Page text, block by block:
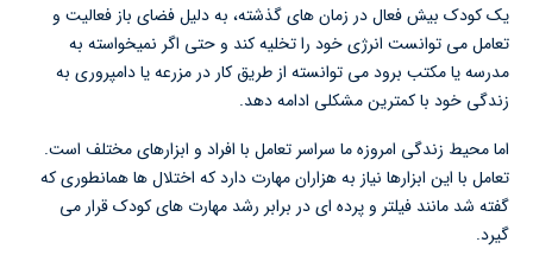
یک کودک بیش فعال در زمان های گذشته، به دلیل فضای باز فعالیت و
تعامل می توانست انرژی خود را تخلیه کند و حتی اگر نمیخواسته به
مدرسه یا مکتب برود می توانسته از طریق کار در مزرعه یا دامپروری به
زندگی خود با کمترین مشکلی ادامه دهد.
اما محیط زندگی امروزه ما سراسر تعامل با افراد و ابزارهای مختلف است.
تعامل با این ابزارها نیاز به هزاران مهارت دارد که اختلال ها همانطوری که
گفته شد مانند فیلتر و پرده ای در برابر رشد مهارت های کودک قرار می
گیرد.